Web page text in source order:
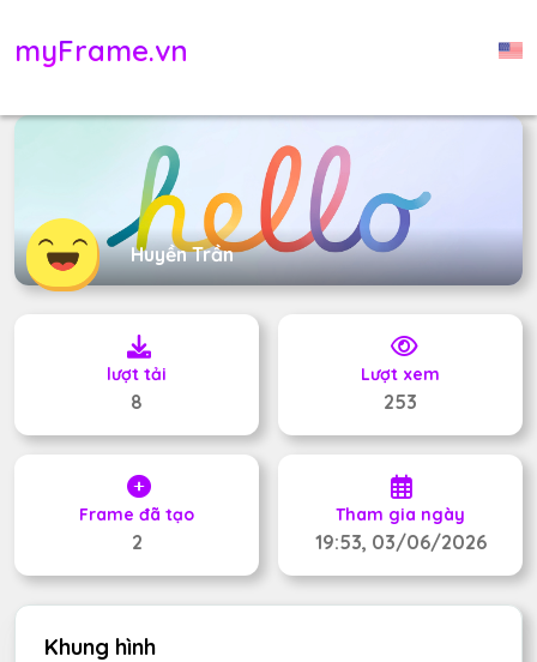
myFrame.vn
Huyền Trần
lượt tải
8
Lượt xem
253
Frame đã tạo
2
Tham gia ngày
19:53, 03/06/2026
Khung hình